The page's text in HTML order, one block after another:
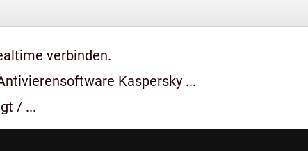
verbinden.
Kaspersky ...
/ ...